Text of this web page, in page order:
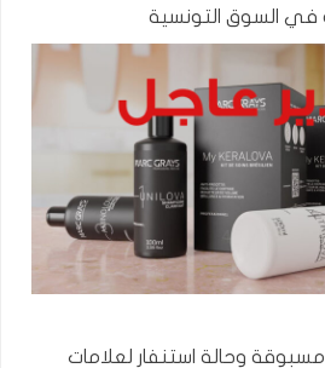
في السوق التونسية
مسبوقة وحالة استنفار لعلامات